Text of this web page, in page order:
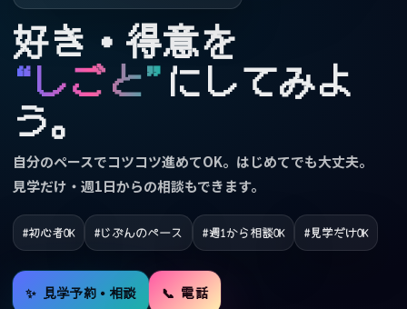
好き・得意を
“しごと”にしてみよ
う。
自分のペースでコツコツ進めてOK。はじめてでも大丈夫。
見学だけ・週1日からの相談もできます。
#初心者OK #じぶんのペース #週1から相談OK #見学だけOK
✨ 見学予約・相談 📞 電話